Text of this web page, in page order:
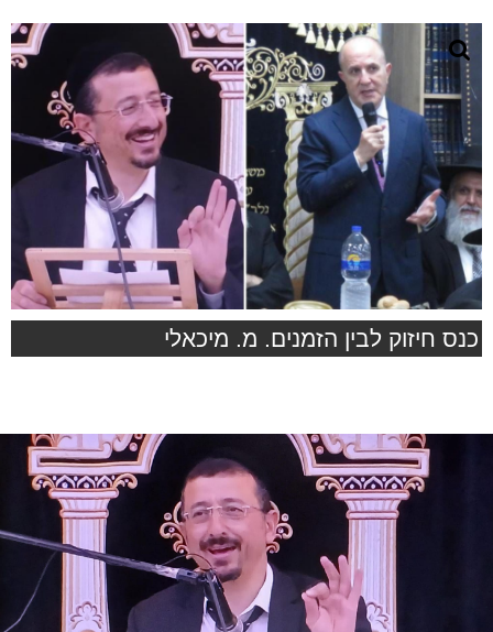
כנס חיזוק לבין הזמנים. מ. מיכאלי